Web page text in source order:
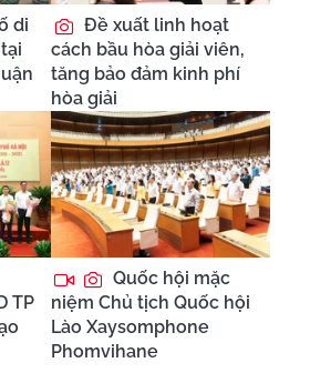
di
Đề xuất linh hoạt
cách bầu hòa giải viên,
tăng bảo đảm kinh phí
hòa giải
TP
Quốc hội mặc
niệm Chủ tịch Quốc hội
Lào Xaysomphone
Phomvihane